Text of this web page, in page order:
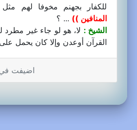
للكفار بجهنم مخوفا لهم
المنافين )) ... ؟
الشيخ : لا، هو لو جاء غير
القرآن أوعدن وإلا كان يحمل
اضيفت في - 2007-